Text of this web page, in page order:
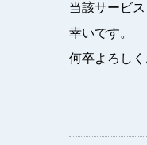
当該サービ
幸いです。
何卒よろしく